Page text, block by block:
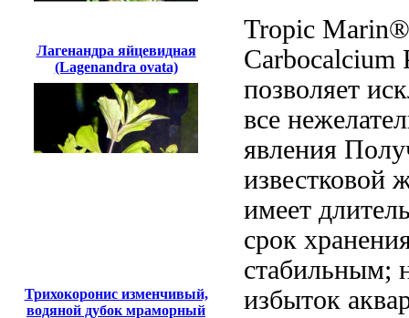
Лагенандра яйцевидная
(Lagenandra ovata)
Трихокоронис изменчивый,
водяной дубок мраморный
Tropic
Carbocalcium
позволяет
все
явления
известковой
имеет
срок
стабильным;
избыток